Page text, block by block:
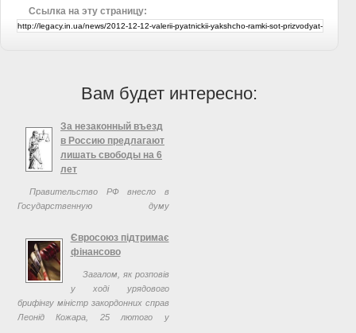
Ссылка на эту страницу:
Вам будет интересно:
За незаконный въезд
в Россию предлагают
лишать свободы на 6
лет
Правительство РФ внесло в
Государственную думу
ответственность за въезд в
Россию депортированным
иностранцам. Как следует из
текста законопроекта,
пересечение ...
Євросоюз підтримає
фінансово
Загалом, як розповів
у ході урядового
брифінгу міністр закордонних справ
Леонід Кожара, 25 лютого у